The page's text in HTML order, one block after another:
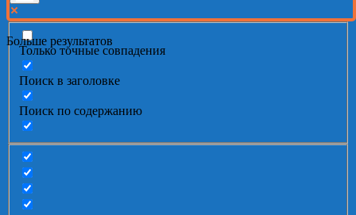
Больше результатов
Только точные совпадения
Поиск в заголовке
Поиск по содержанию